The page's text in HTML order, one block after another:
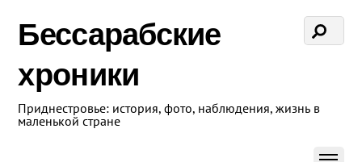
Бессарабские
хроники
Приднестровье: история, фото, наблюдения, жизнь в
маленькой стране